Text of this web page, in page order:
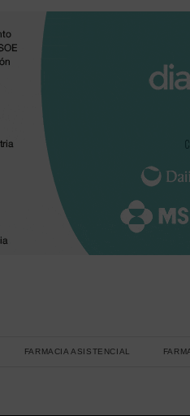
FARMACIA ASISTENCIAL